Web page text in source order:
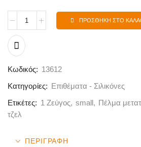
ΠΡΟΣΘΉΚΗ ΣΤΟ
Κωδικός: 13612
Κατηγορίες: Επιθέματα - Σιλικόνες
Ετικέτες: 1 Ζεύγος, small , Πέλμα
τζελ
ΠΕΡΙΓΡΑΦΉ